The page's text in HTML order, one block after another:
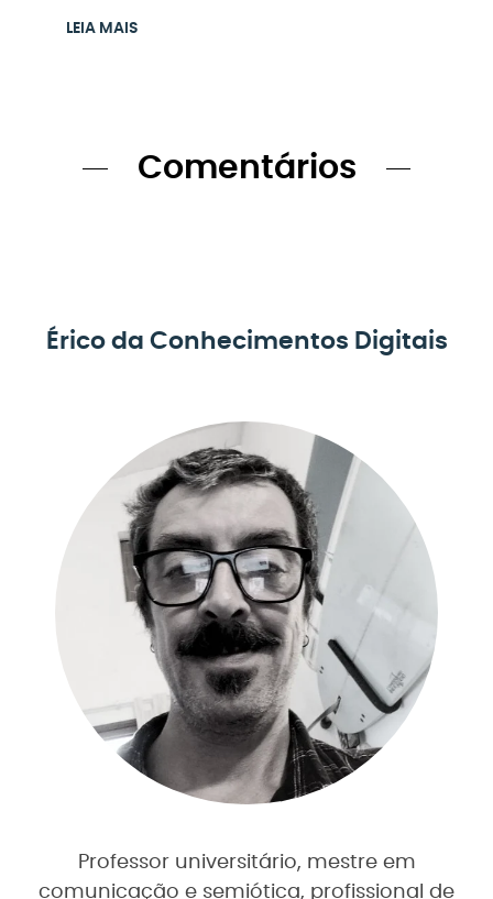
LEIA MAIS
Comentários
Érico da Conhecimentos Digitais
Professor universitário, mestre em
comunicação e semiótica, profissional de